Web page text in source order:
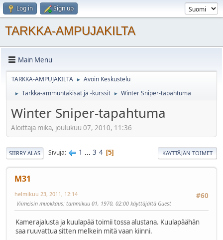
Log in Sign up
TARKKA-AMPUJAKILTA
Main Menu
TARKKA-AMPUJAKILTA ► Avoin Keskustelu
► Tarkka-ammuntakisat ja -kurssit ► Winter Sniper-tapahtuma
Winter Sniper-tapahtuma
Aloittaja mika, joulukuu 07, 2010, 11:36
SIIRRY ALAS Sivuja 1 ... 3 4 5 KÄYTTÄJÄN TOIMET
M31
#60
helmikuu 23, 2011, 12:14
Viimeisin muokkaus: tammikuu 01, 1970, 02:00 käyttäjältä Guest
Kamerajalusta ja kuulapää toimii tossa alustana. Kuulapäähän
saa ruuvattua sitten melkein mitä vaan kiinni.